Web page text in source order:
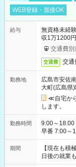
WEB登録・面接OK
給与
無資格未経
収1万1200
交通費別
交通費 交通
勤務地
広島市安佐
大町(広島県)
≪自宅か
します。
勤務時間
9:00～18:00（休憩60分） ■ご
早番 7:00～16:00 遅
い」 「余裕
たくない」 な
の方へ 今ご
の勤務時間
期間
【現在も
日後の就業